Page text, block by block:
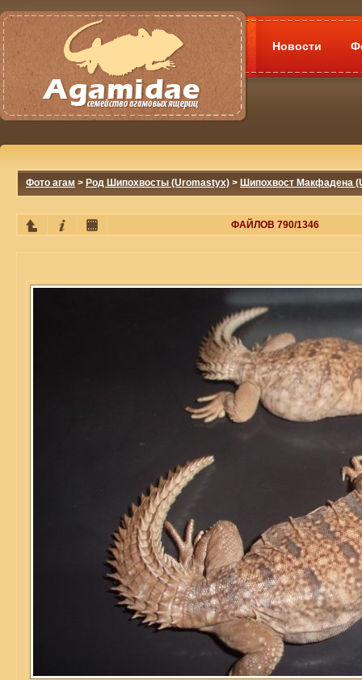
Новости
Фото агам > Род Шипохвосты (Uromastyx) > Шипохвост Макфадена
ФАЙЛОВ 790/1346